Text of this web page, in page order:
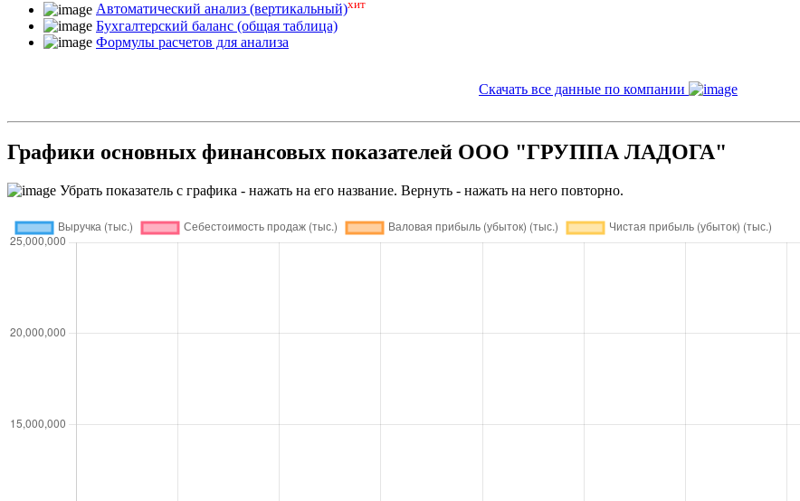
Автоматический анализ (вертикальный)хит
Бухгалтерский баланс (общая таблица)
Формулы расчетов для анализа
Скачать все данные по компании
Графики основных финансовых показателей ООО "ГРУППА ЛАДОГА"
Убрать показатель с графика - нажать на его название. Вернуть - нажать на него повторно.